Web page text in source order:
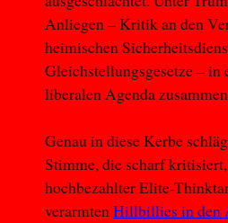
Anliegen – Kritik an den
heimischen
Gleichstellungsgesetze –
liberalen Agenda
Genau in diese Kerbe
Stimme, die scharf
hochbezahlter Elite-
verarmtenHillbillies in den